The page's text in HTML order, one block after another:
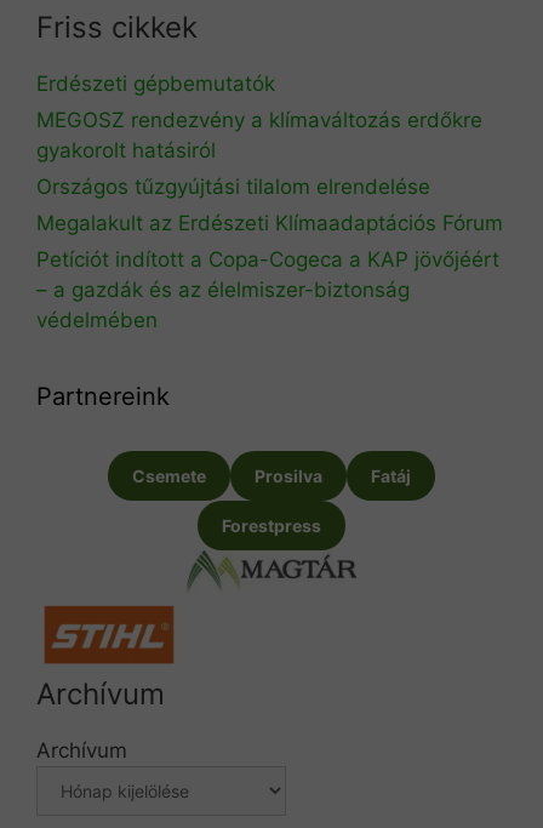
Friss cikkek
Erdészeti gépbemutatók
MEGOSZ rendezvény a klímaváltozás erdőkre
gyakorolt hatásiról
Országos tűzgyújtási tilalom elrendelése
Megalakult az Erdészeti Klímaadaptációs Fórum
Petíciót indított a Copa-Cogeca a KAP jövőjéért
– a gazdák és az élelmiszer-biztonság
védelmében
Partnereink
Csemete Prosilva Fatáj
Forestpress
Archívum
Archívum